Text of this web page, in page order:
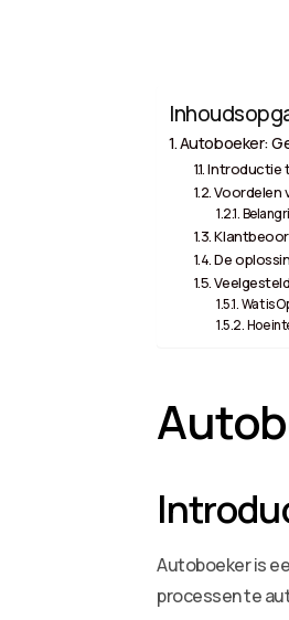
Autoboeker:
Introductie
Voordelen
De
Wat is
Hoe
Autoboeker is
processen te